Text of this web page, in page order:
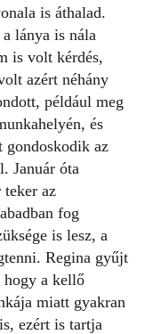
is áthalad.
lánya is nála
is volt kérdés,
azért néhány
például meg
és
gondoskodik az
Január óta
teker az
fog
is lesz, a
Regina gyűjt
hogy a kellő
miatt gyakran
ezért is tartja